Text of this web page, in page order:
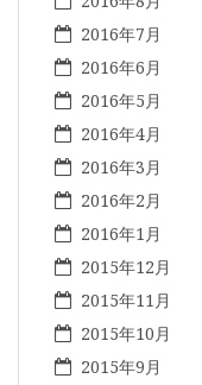
2016年7月
2016年6月
2016年5月
2016年4月
2016年3月
2016年2月
2016年1月
2015年12月
2015年11月
2015年10月
2015年9月